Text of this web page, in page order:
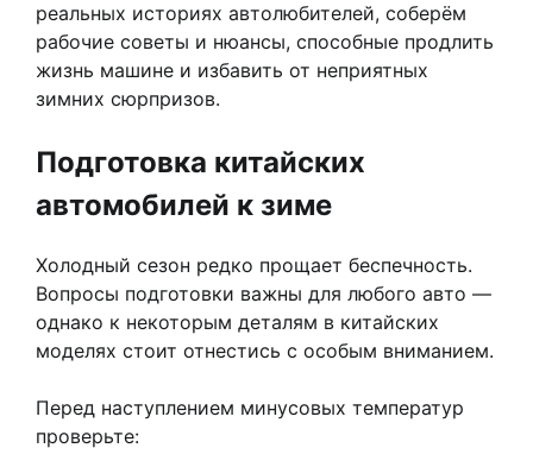
реальных историях автолюбителей, соберём
рабочие советы и нюансы, способные продлить
жизнь машине и избавить от неприятных
зимних сюрпризов.
Подготовка китайских
автомобилей к зиме
Холодный сезон редко прощает беспечность.
Вопросы подготовки важны для любого авто —
однако к некоторым деталям в китайских
моделях стоит отнестись с особым вниманием.
Перед наступлением минусовых температур
проверьте: